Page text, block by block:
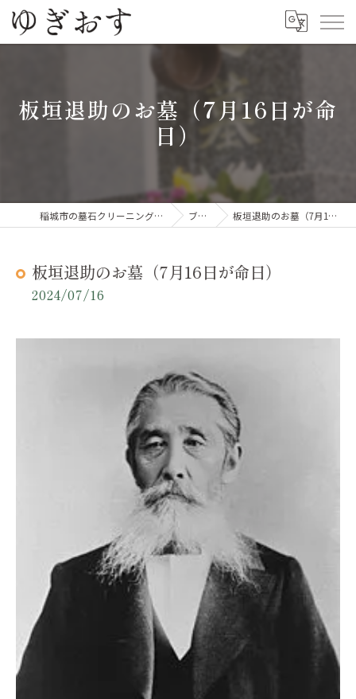
板垣退助のお墓（7月16日が命
日）
稲城市の墓石クリーニングならゆぎおす ブログ 板垣退助のお墓（7月16日が命日）
板垣退助のお墓（7月16日が命日）
2024/07/16